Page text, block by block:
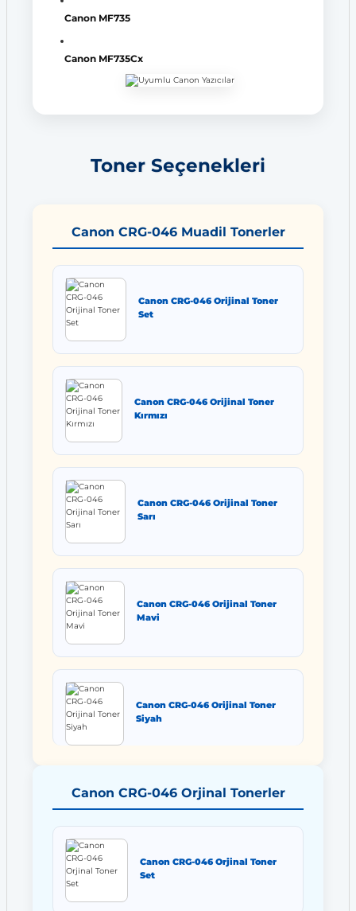
Canon MF735
Canon MF735Cx
Toner Seçenekleri
Canon CRG-046 Muadil Tonerler
Canon CRG-046 Orijinal Toner
Set
Canon CRG-046 Orijinal Toner
Kırmızı
Canon CRG-046 Orijinal Toner
Sarı
Canon CRG-046 Orijinal Toner
Mavi
Canon CRG-046 Orijinal Toner
Siyah
Canon CRG-046 Orjinal Tonerler
Canon CRG-046 Orjinal Toner
Set